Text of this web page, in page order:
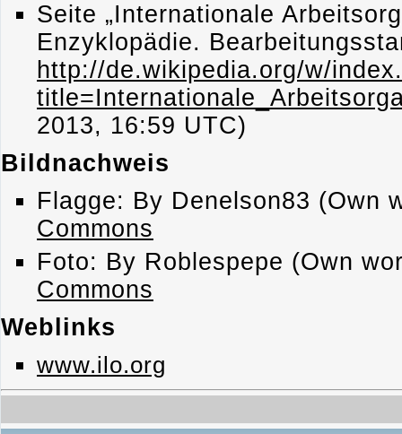
Seite „Internationale
Enzyklopädie.
http://de.wikipedia.org/w/
2013, 16:59 UTC)
Bildnachweis
Flagge: By Denelson83 (Own
Commons
Foto: By Roblespepe (Own
Commons
Weblinks
www.ilo.org